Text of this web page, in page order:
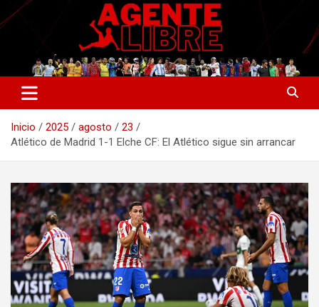
Saltar
al
Agente Libre Digital
La nueva generación del periodismo deportivo.
Inicio 2025 agosto
23
Atlético de Madrid 1-1 Elche CF: El Atlético sigue sin arrancar